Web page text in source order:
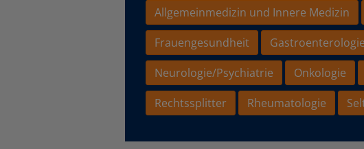
Allgemeinmedizin und Innere Medizin
Frauengesundheit
Gastroenterologie
Neurologie/Psychiatrie
Onkologie
Rechtssplitter
Rheumatologie